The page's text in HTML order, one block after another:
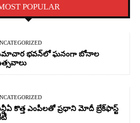
POPULAR
భవన్‌లో ఘనంగా బోనాల
కొత్త ఎంపీలతో ప్రధాని మోదీ బ్రేక్‌ఫాస్ట్